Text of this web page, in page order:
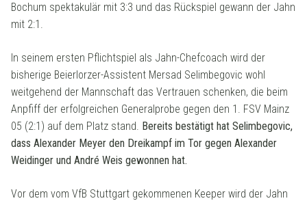
Bochum spektakulär mit 3:3 und das Rückspiel gewann der Jahn
mit 2:1.
In seinem ersten Pflichtspiel als Jahn-Chefcoach wird der
bisherige Beierlorzer-Assistent Mersad Selimbegovic wohl
weitgehend der Mannschaft das Vertrauen schenken, die beim
Anpfiff der erfolgreichen Generalprobe gegen den 1. FSV Mainz
05 (2:1) auf dem Platz stand. Bereits bestätigt hat Selimbegovic,
dass Alexander Meyer den Dreikampf im Tor gegen Alexander
Weidinger und André Weis gewonnen hat.
Vor dem vom VfB Stuttgart gekommenen Keeper wird der Jahn